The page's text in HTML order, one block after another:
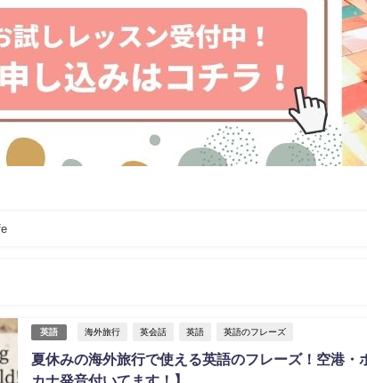
英語 海外旅行 英会話 英語 英語のフレーズ
夏休みの海外旅行で使える英語のフレーズ！空港・
カナ発音付いてます！】